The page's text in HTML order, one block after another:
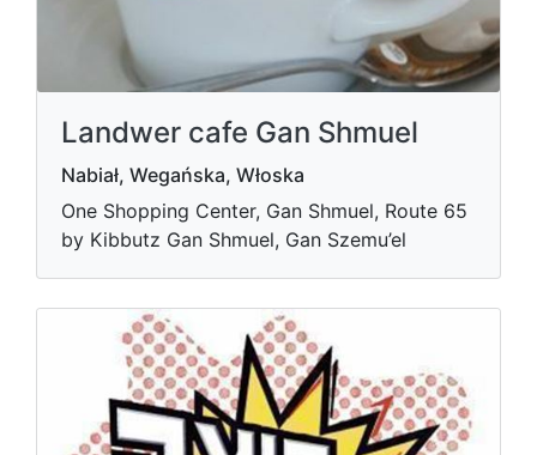
Landwer cafe Gan Shmuel
Nabiał, Wegańska, Włoska
One Shopping Center, Gan Shmuel, Route 65
by Kibbutz Gan Shmuel, Gan Szemu’el